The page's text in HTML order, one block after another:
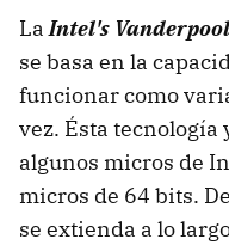
LaIntel's
se basa en la
funcionar como
vez. Ésta
algunos micros de
micros de 64 bits.
se extienda a lo